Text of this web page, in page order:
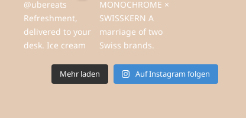
Mehr laden Auf Instagram folgen